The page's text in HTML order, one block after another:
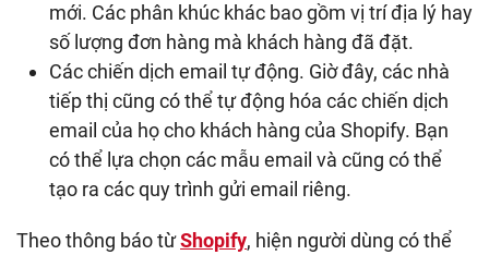
mới. Các phân khúc khác bao gồm vị trí địa lý hay
số lượng đơn hàng mà khách hàng đã đặt.
Các chiến dịch email tự động. Giờ đây, các nhà
tiếp thị cũng có thể tự động hóa các chiến dịch
email của họ cho khách hàng của Shopify. Bạn
có thể lựa chọn các mẫu email và cũng có thể
tạo ra các quy trình gửi email riêng.
Theo thông báo từShopify, hiện người dùng có thể